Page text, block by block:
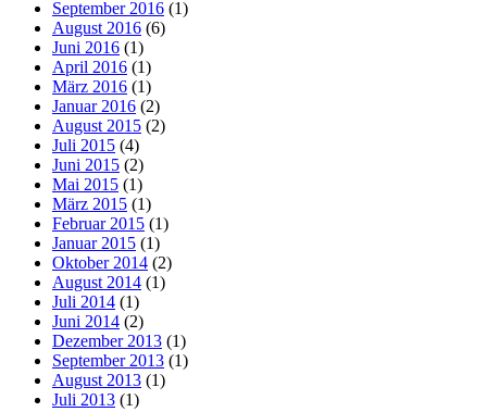
September 2016 (1)
August 2016 (6)
Juni 2016 (1)
April 2016 (1)
März 2016 (1)
Januar 2016 (2)
August 2015 (2)
Juli 2015 (4)
Juni 2015 (2)
Mai 2015 (1)
März 2015 (1)
Februar 2015 (1)
Januar 2015 (1)
Oktober 2014 (2)
August 2014 (1)
Juli 2014 (1)
Juni 2014 (2)
Dezember 2013 (1)
September 2013 (1)
August 2013 (1)
Juli 2013 (1)